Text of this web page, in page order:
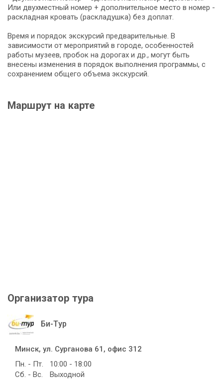
Или двухместный номер + дополнительное место в номер -
раскладная кровать (раскладушка) без доплат.
Время и порядок экскурсий предварительные. В
зависимости от мероприятий в городе, особенностей
работы музеев, пробок на дорогах и др., могут быть
внесены изменения в порядок выполнения программы, с
сохранением общего объема экскурсий.
Маршрут на карте
Организатор тура
Би-Тур
Минск, ул. Сурганова 61, офис 312
Пн. - Пт.
10:00 - 18:00
Сб. - Вс.
Выходной